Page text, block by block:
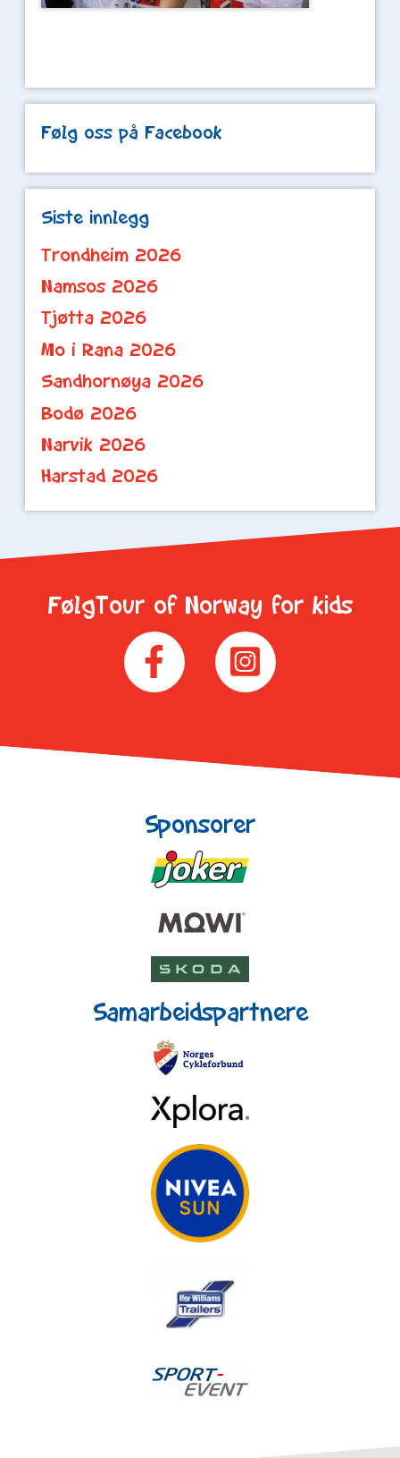
Følg oss på Facebook
Siste innlegg
Trondheim 2026
Namsos 2026
Tjøtta 2026
Mo i Rana 2026
Sandhornøya 2026
Bodø 2026
Narvik 2026
Harstad 2026
FølgTour of Norway for kids
Sponsorer
Samarbeidspartnere